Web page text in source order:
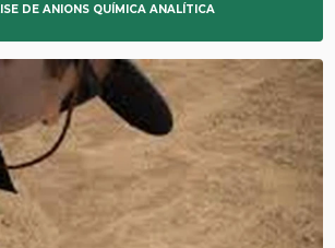
DE ANIONS QUÍMICA ANALÍTICA